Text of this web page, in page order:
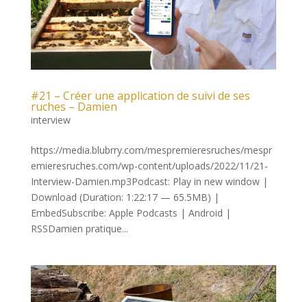
#21 – Créer une application de suivi de ses
ruches – Damien
interview
https://media.blubrry.com/mespremieresruches/mespr
emieresruches.com/wp-content/uploads/2022/11/21-
Interview-Damien.mp3Podcast: Play in new window |
Download (Duration: 1:22:17 — 65.5MB) |
EmbedSubscribe: Apple Podcasts | Android |
RSSDamien pratique...